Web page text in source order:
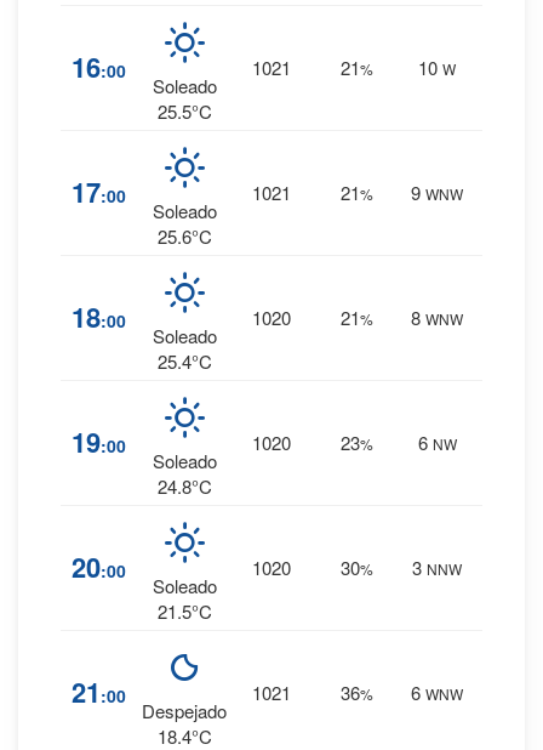
16:00
Soleado
25.5°C
1021 21% 10 W
17:00
Soleado
25.6°C
1021 21% 9 WNW
18:00
Soleado
25.4°C
1020 21% 8 WNW
19:00
Soleado
24.8°C
1020 23% 6 NW
20:00
Soleado
21.5°C
1020 30% 3 NNW
21 :00
Despejado
18.4°C
1021 36% 6 WNW